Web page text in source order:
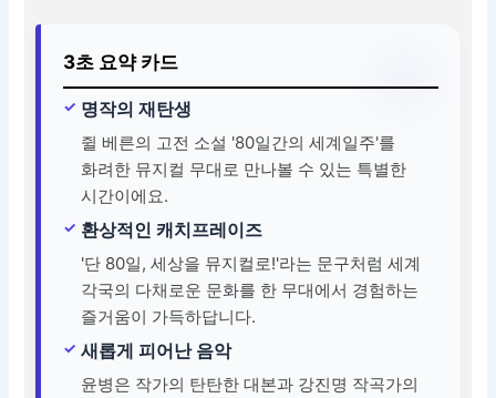
3초 요약 카드
명작의 재탄생
쥘 베른의 고전 소설 '80일간의 세계일주'를
화려한 뮤지컬 무대로 만나볼 수 있는 특별한
시간이에요.
환상적인 캐치프레이즈
'단 80일, 세상을 뮤지컬로!'라는 문구처럼 세계
각국의 다채로운 문화를 한 무대에서 경험하는
즐거움이 가득하답니다.
새롭게 피어난 음악
윤병은 작가의 탄탄한 대본과 강진명 작곡가의